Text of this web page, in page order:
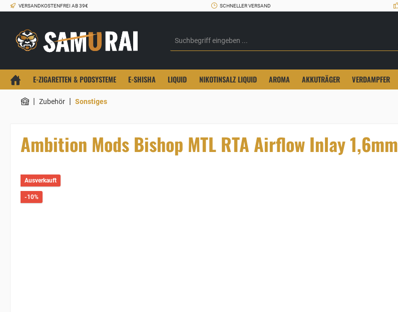
VERSANDKOSTENFREI AB 39€ SCHNELLER VERSAND
E-ZIGARETTEN & PODSYSTEME E-SHISHA LIQUID NIKOTINSALZ LIQUID AROMA AKKUTRÄGER VERDAMPFER
| Zubehör | Sonstiges
Ambition Mods Bishop MTL RTA Airflow Inlay 1,6mm
Ausverkauft
-10%